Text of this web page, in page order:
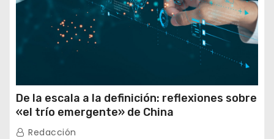
De la escala a la definición: reflexiones sobre
«el trío emergente» de China
Redacción